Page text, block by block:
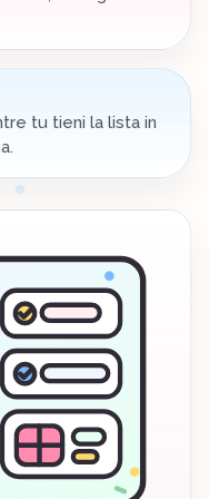
tu tieni la lista in